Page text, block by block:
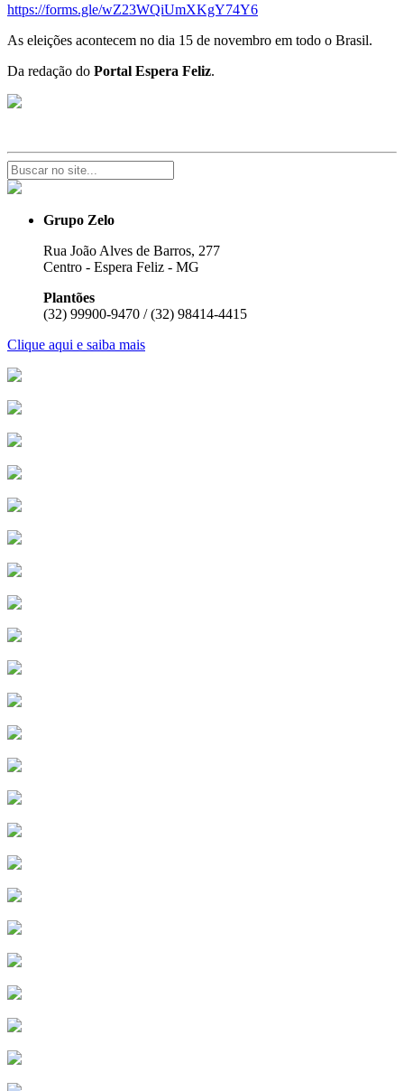
https://forms.gle/wZ23WQiUmXKgY74Y6
As eleições acontecem no dia 15 de novembro em todo o Brasil.
Da redação do Portal Espera Feliz.
Grupo Zelo
Rua João Alves de Barros, 277
Centro - Espera Feliz - MG
Plantões
(32) 99900-9470 / (32) 98414-4415
Clique aqui e saiba mais